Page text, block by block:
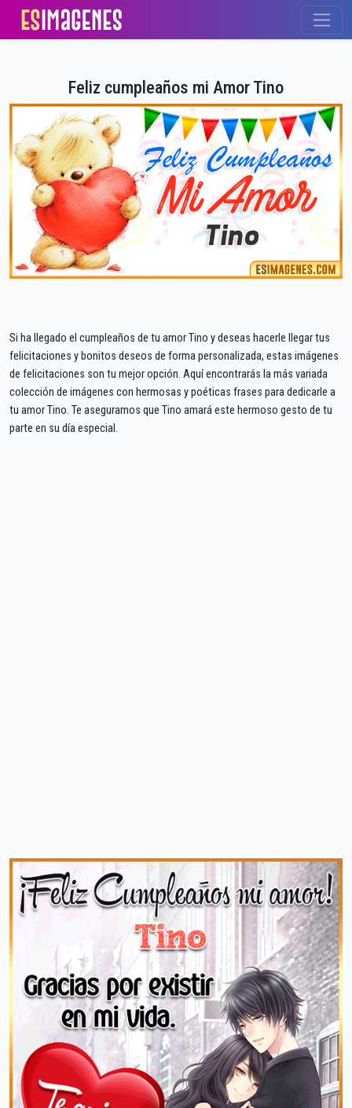
Feliz cumpleaños mi Amor Tino
Si ha llegado el cumpleaños de tu amor Tino y deseas hacerle llegar tus
felicitaciones y bonitos deseos de forma personalizada, estas imágenes
de felicitaciones son tu mejor opción. Aquí encontrarás la más variada
colección de imágenes con hermosas y poéticas frases para dedicarle a
tu amor Tino. Te aseguramos que Tino amará este hermoso gesto de tu
parte en su día especial.